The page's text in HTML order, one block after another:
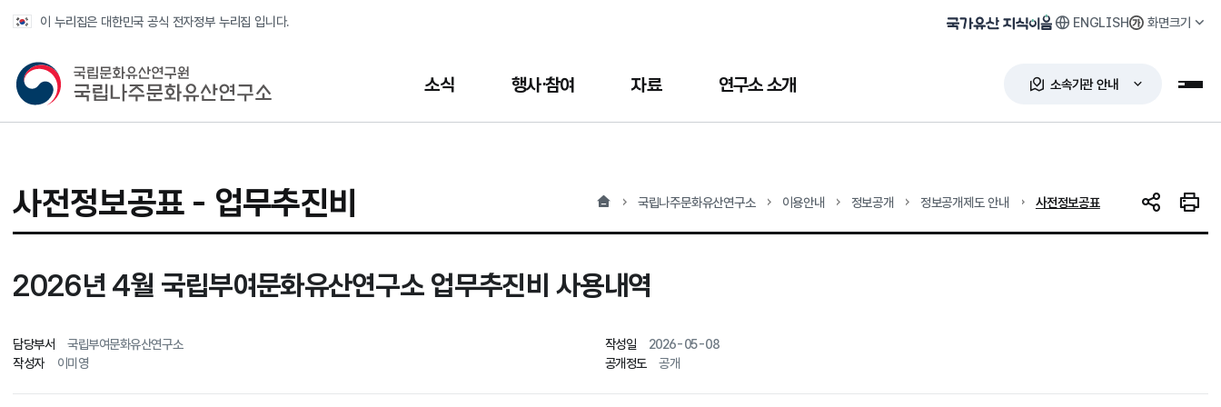
이 누리집은 대한민국 공식 전자정부 누리집 입니다.
국가유산 지식이음 ENGLISH 화면크기
국가유산청 국립나주문화유산연구소 소식 행사·참여 자료 연구소 소개 소속기관 안내 누리
사전정보공표 - 업무추진비 홈 국립나주문화유산연구소 이용안내 정보공개 정보공개제도 안내 현재 위치
사전정보공표 SNS 공유인쇄
2026년 4월 국립부여문화유산연구소 업무추진비 사용내역
담당부서 국립부여문화유산연구소 작성일
2026-05-08
작성자
이미영 공개정도 공개